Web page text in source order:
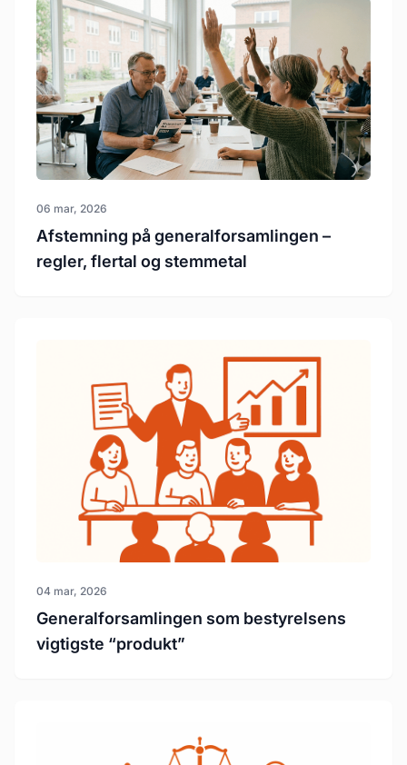
06 mar, 2026
Afstemning på generalforsamlingen –
regler, flertal og stemmetal
04 mar, 2026
Generalforsamlingen som bestyrelsens
vigtigste “produkt”